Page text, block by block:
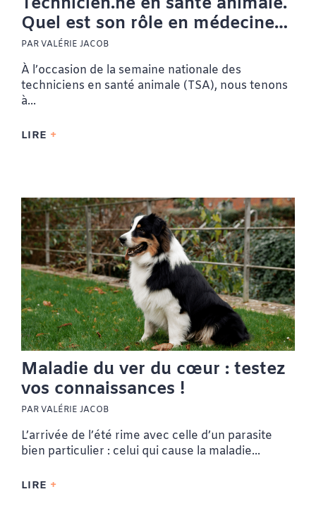
Quel est son rôle en médecine
vétérinaire.
PAR VALÉRIE JACOB
À l’occasion de la semaine nationale des
techniciens en santé animale (TSA), nous tenons
à...
LIRE
Maladie du ver du cœur : testez
vos connaissances !
PAR VALÉRIE JACOB
L’arrivée de l’été rime avec celle d’un parasite
bien particulier : celui qui cause la maladie...
LIRE